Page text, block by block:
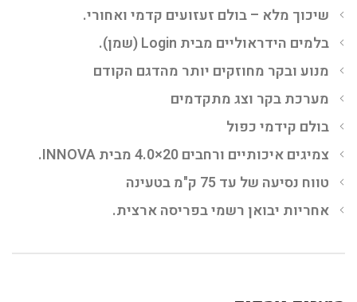
שיכוך מלא – בולם זעזועים קדמי ואחורי.
בלמים הידראוליים מבית Login (שמן).
מנוע ובקר מחוזקים יותר מהדגם הקודם
מערכת בקר וצג מתקדמים
בולם קידמי כפול
צמיגים איכותיים ורחבים 20×4.0 מבית INNOVA.
טווח נסיעה של עד 75 ק"מ בטעינה
אחריות יבואן רשמי בפריסה ארצית.